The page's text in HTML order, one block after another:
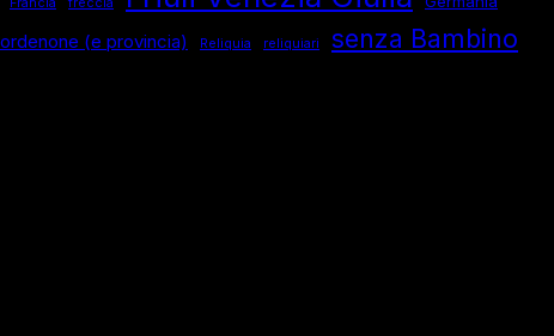
(e provincia) Reliquia reliquiari
senza Bambino